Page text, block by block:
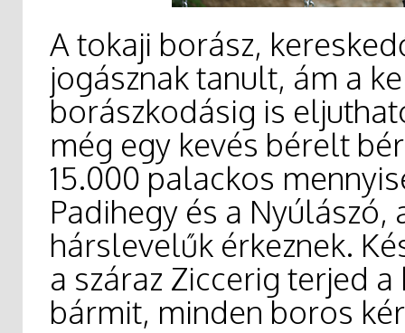
A tokaji borász,
jogásznak tanult, ám a
borászkodásig is
még egy kevés bérelt
15.000 palackos
Padihegy és a
hárslevelűk érkeznek.
a száraz Ziccerig terjed
bármit, minden boros